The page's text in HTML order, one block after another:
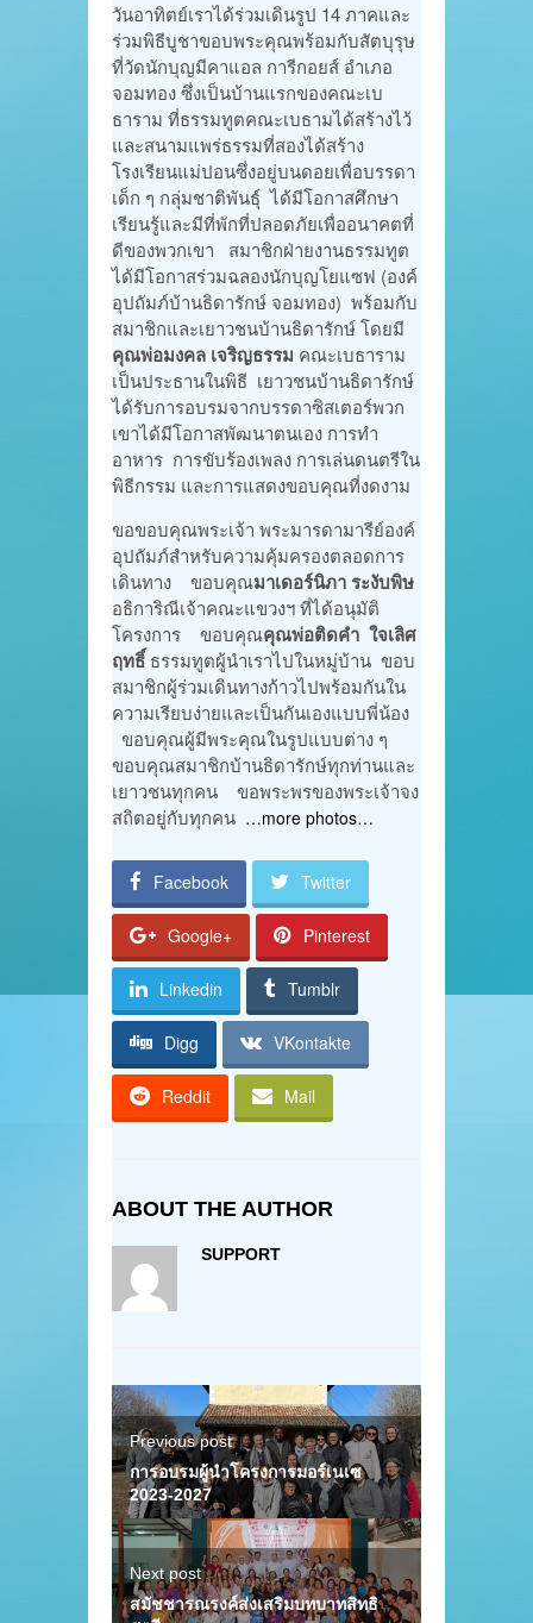
วันอาทิตย์เราได้ร่วมเดินรูป 14 ภาคและ
ร่วมพิธีบูชาขอบพระคุณพร้อมกับสัตบุรุษ
ที่วัดนักบุญมีคาแอล การีกอยส์ อำเภอ
จอมทอง ซึ่งเป็นบ้านแรกของคณะเบ
ธาราม ที่ธรรมทูตคณะเบธามได้สร้างไว้
และสนามแพร่ธรรมที่สองได้สร้าง
โรงเรียนแม่ปอนซึ่งอยู่บนดอยเพื่อบรรดา
เด็ก ๆ กลุ่มชาติพันธุ์ ได้มีโอกาสศึกษา
เรียนรู้และมีที่พักที่ปลอดภัยเพื่ออนาคตที่
ดีของพวกเขา สมาชิกฝ่ายงานธรรมทูต
ได้มีโอกาสร่วมฉลองนักบุญโยแซฟ (องค์
อุปถัมภ์บ้านธิดารักษ์ จอมทอง) พร้อมกับ
สมาชิกและเยาวชนบ้านธิดารักษ์ โดยมี
คุณพ่อมงคล เจริญธรรม คณะเบธาราม
เป็นประธานในพิธี เยาวชนบ้านธิดารักษ์
ได้รับการอบรมจากบรรดาซิสเตอร์พวก
เขาได้มีโอกาสพัฒนาตนเอง การทำ
อาหาร การขับร้องเพลง การเล่นดนตรีใน
พิธีกรรม และการแสดงขอบคุณที่งดงาม
ขอขอบคุณพระเจ้า พระมารดามารีย์องค์
อุปถัมภ์สำหรับความคุ้มครองตลอดการ
เดินทาง ขอบคุณมาเดอร์นิภา ระงับพิษ
อธิการิณีเจ้าคณะแขวงฯ ที่ได้อนุมัติ
โครงการ ขอบคุณคุณพ่อติดคำ ใจเลิศ
ฤทธิ์ ธรรมทูตผู้นำเราไปในหมู่บ้าน ขอบ
สมาชิกผู้ร่วมเดินทางก้าวไปพร้อมกันใน
ความเรียบง่ายและเป็นกันเองแบบพี่น้อง
ขอบคุณผู้มีพระคุณในรูปแบบต่าง ๆ
ขอบคุณสมาชิกบ้านธิดารักษ์ทุกท่านและ
เยาวชนทุกคน ขอพระพรของพระเจ้าจง
สถิตอยู่กับทุกคน …more photos…
Facebook Twitter
Google+ Pinterest
Linkedin Tumblr
Digg VKontakte
Reddit Mail
ABOUT THE AUTHOR
SUPPORT
Previous post
การอบรมผู้นำโครงการมอร์เนเซ
2023-2027
Next post
สมัชชารณรงค์ส่งเสริมบทบาทสิทธิ